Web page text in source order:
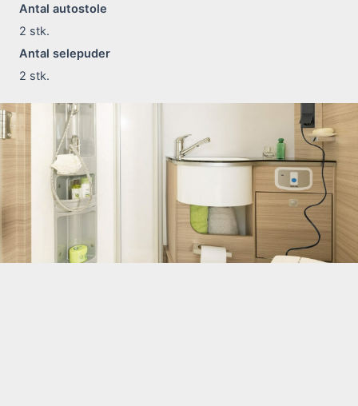
Antal autostole
2 stk.
Antal selepuder
2 stk.